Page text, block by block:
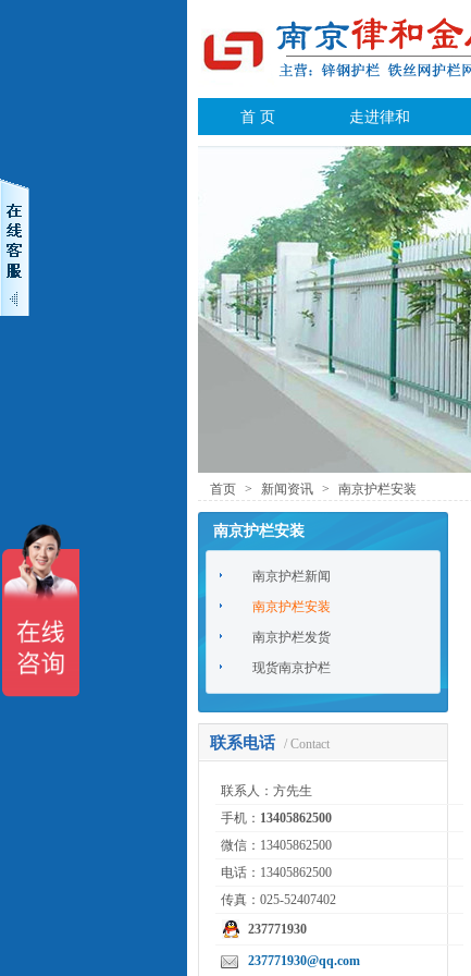
首 页 走进律和
首页 > 新闻资讯 > 南京护栏安装
南京护栏安装
南京护栏新闻
南京护栏安装
南京护栏发货
现货南京护栏
联系电话 / Contact
联系人：方先生
手机： 13405862500
微信：13405862500
电话：13405862500
传真：025-52407402
237771930
237771930@qq.com